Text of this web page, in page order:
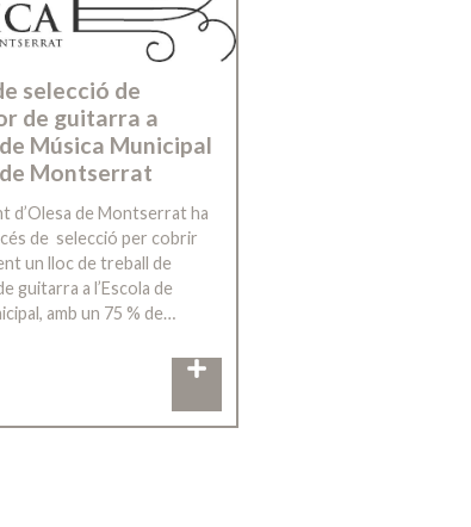
selecció de
de guitarra a
Música Municipal
de Montserrat
d’Olesa de Montserrat ha
de selecció per cobrir
un lloc de treball de
guitarra a l’Escola de
amb un 75 % de…